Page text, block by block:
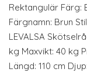
Rektangulär Färg:
Färgnamn: Brun
LEVALSA
kg Maxvikt: 40 kg
Längd: 110 cm